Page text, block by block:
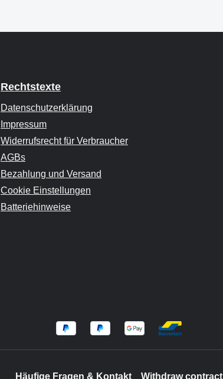
Rechtstexte
Datenschutzerklärung
Impressum
Widerrufsrecht für Verbraucher
AGBs
Bezahlung und Versand
Cookie Einstellungen
Batteriehinweise
Häufige Fragen & Kontakt Withdraw contract